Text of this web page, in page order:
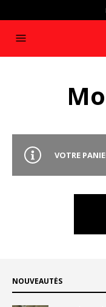
VOTRE
NOUVEAUTÉS